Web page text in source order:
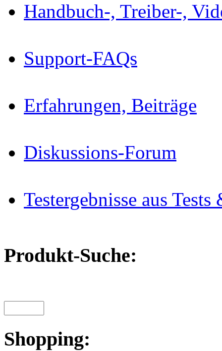
Handbuch-, Treiber-,
Support-FAQs
Erfahrungen, Beiträge
Diskussions-Forum
Testergebnisse aus
Produkt-Suche:
Shopping: